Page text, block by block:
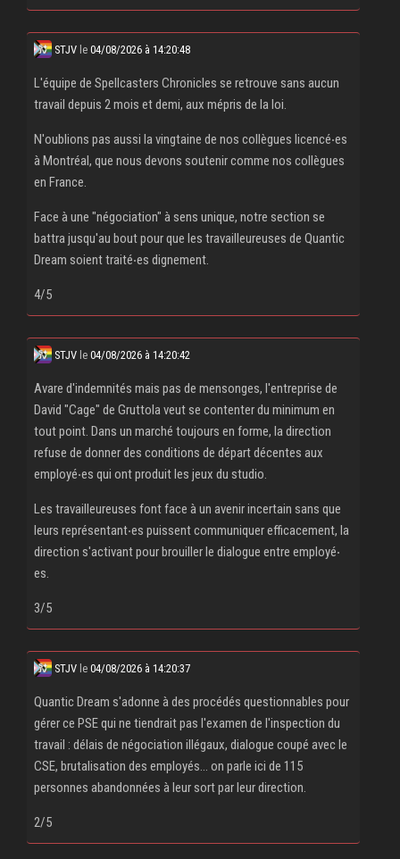
STJV le 04/08/2026 à 14:20:48
L'équipe de Spellcasters Chronicles se retrouve sans aucun
travail depuis 2 mois et demi, aux mépris de la loi.
N'oublions pas aussi la vingtaine de nos collègues licencé‧es
à Montréal, que nous devons soutenir comme nos collègues
en France.
Face à une "négociation" à sens unique, notre section se
battra jusqu'au bout pour que les travailleureuses de Quantic
Dream soient traité‧es dignement.
4/5
STJV le 04/08/2026 à 14:20:42
Avare d'indemnités mais pas de mensonges, l'entreprise de
David "Cage" de Gruttola veut se contenter du minimum en
tout point. Dans un marché toujours en forme, la direction
refuse de donner des conditions de départ décentes aux
employé‧es qui ont produit les jeux du studio.
Les travailleureuses font face à un avenir incertain sans que
leurs représentant‧es puissent communiquer efficacement, la
direction s'activant pour brouiller le dialogue entre employé‧
es.
3/5
STJV le 04/08/2026 à 14:20:37
Quantic Dream s'adonne à des procédés questionnables pour
gérer ce PSE qui ne tiendrait pas l'examen de l'inspection du
travail : délais de négociation illégaux, dialogue coupé avec le
CSE, brutalisation des employés... on parle ici de 115
personnes abandonnées à leur sort par leur direction.
2/5